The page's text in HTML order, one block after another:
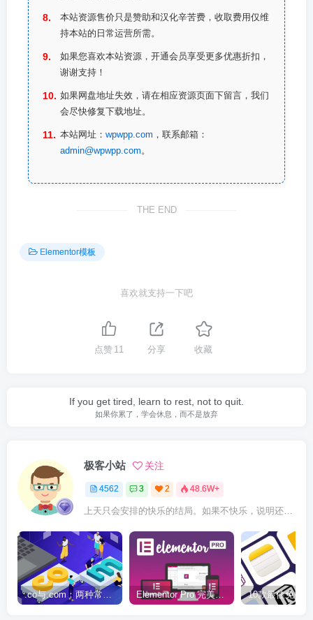
本站资源售价只是赞助和汉化辛苦费，收取费用仅维
持本站的日常运营所需。
如果您喜欢本站资源，开通会员享受更多优惠折扣，
谢谢支持！
如果网盘地址失效，请在相应资源页面下留言，我们
会尽快修复下载地址。
本站网址： wpwpp.com ，联系邮箱：
admin@wpwpp.com 。
THE END
Elementor模板
喜欢就支持一下吧
点赞 11 分享 收藏
If you get tired, learn to rest, not to quit.
如果你累了，学会休息，而不是放弃
极客小站 关注
4562 3 2 48.6W+
上天只会安排的快乐的结局。如果不快乐，说明还不是最后结局
.co与.com：两种常用域名后缀名完全指南 Elementor Pro 完美汉化中文版（含全套模板）|可视化编辑页面自定义设计WordPress插件